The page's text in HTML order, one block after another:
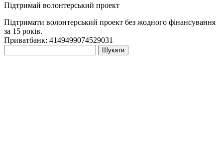
Підтримай волонтерський проект
Підтримати волонтерський проект без жодного фінансування
за 15 років.
Приватбанк: 4149499074529031